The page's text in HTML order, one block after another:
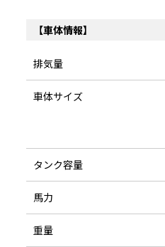
【車体情報】
排気量
車体サイズ
タンク容量
馬力
重量